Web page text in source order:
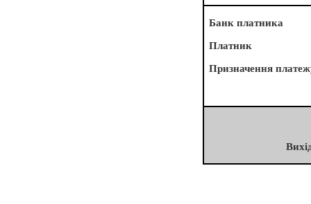
Банк платника
Платник
Призначення